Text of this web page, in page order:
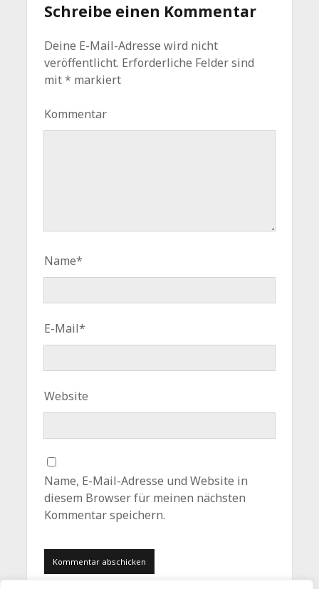
Schreibe einen Kommentar
Deine E-Mail-Adresse wird nicht
veröffentlicht. Erforderliche Felder sind
mit* markiert
Kommentar
Name*
E-Mail*
Website
Name, E-Mail-Adresse und Website in
diesem Browser für meinen nächsten
Kommentar speichern.